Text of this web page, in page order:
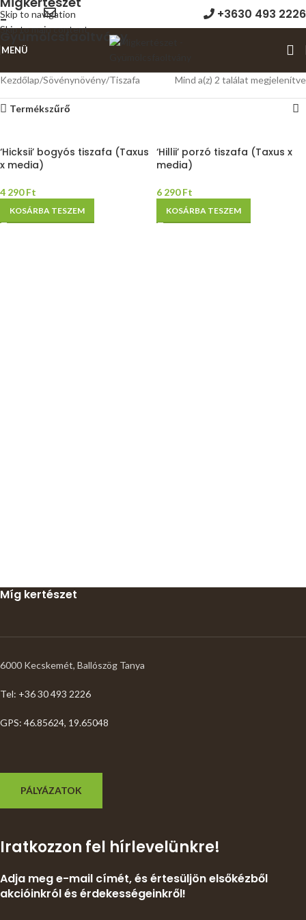
Skip to navigation
Skip to main content
+3630 493 2226
MENÜ
Kezdőlap Sövénynövény Tiszafa Mind a(z) 2 találat megjelenítve
Termékszűrő
‘Hicksii’ bogyós tiszafa (Taxus
x media)
4 290Ft
KOSÁRBA TESZEM
‘Hillii’ porzó tiszafa (Taxus x
media)
6 290Ft
KOSÁRBA TESZEM
Míg kertészet
6000 Kecskemét, Ballószög Tanya
Tel: +36 30 493 2226
GPS: 46.85624, 19.65048
PÁLYÁZATOK
Iratkozzon fel hírlevelünkre!
Adja meg e-mail címét, és értesüljön elsőkézből
akcióinkról és érdekességeinkről!